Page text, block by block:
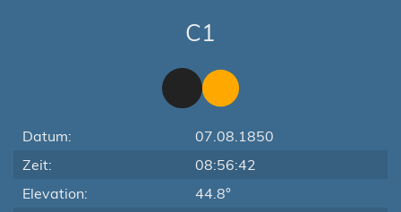
C1
Datum:
07.08.1850
Zeit:
08:56:42
Elevation:
44.8°